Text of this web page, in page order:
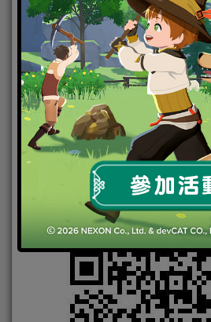
Android下載